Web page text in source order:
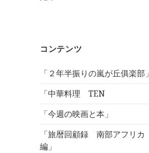
コンテンツ
「２年半振りの嵐が丘俱楽部」
「中華料理 TEN
「今週の映画と本」
「旅暦回顧録 南部アフリカ
編」